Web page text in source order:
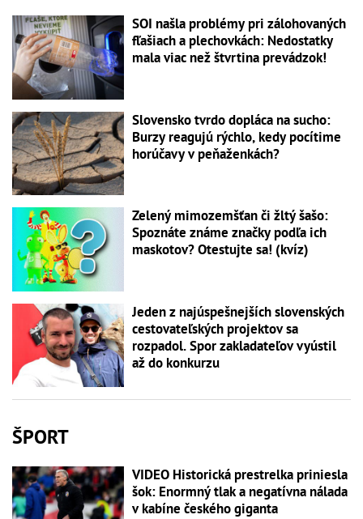
SOI našla problémy pri zálohovaných
fľašiach a plechovkách: Nedostatky
mala viac než štvrtina prevádzok!
Slovensko tvrdo dopláca na sucho:
Burzy reagujú rýchlo, kedy pocítime
horúčavy v peňaženkách?
Zelený mimozemšťan či žltý šašo:
Spoznáte známe značky podľa ich
maskotov? Otestujte sa! (kvíz)
Jeden z najúspešnejších slovenských
cestovateľských projektov sa
rozpadol. Spor zakladateľov vyústil
až do konkurzu
ŠPORT
VIDEO Historická prestrelka priniesla
šok: Enormný tlak a negatívna nálada
v kabíne českého giganta